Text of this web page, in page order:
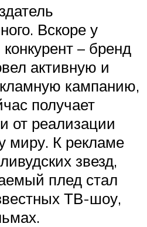
Вскоре у
– бренд
активную и
кампанию,
получает
от реализации
миру. К рекламе
звезд,
плед стал
ТВ-шоу,